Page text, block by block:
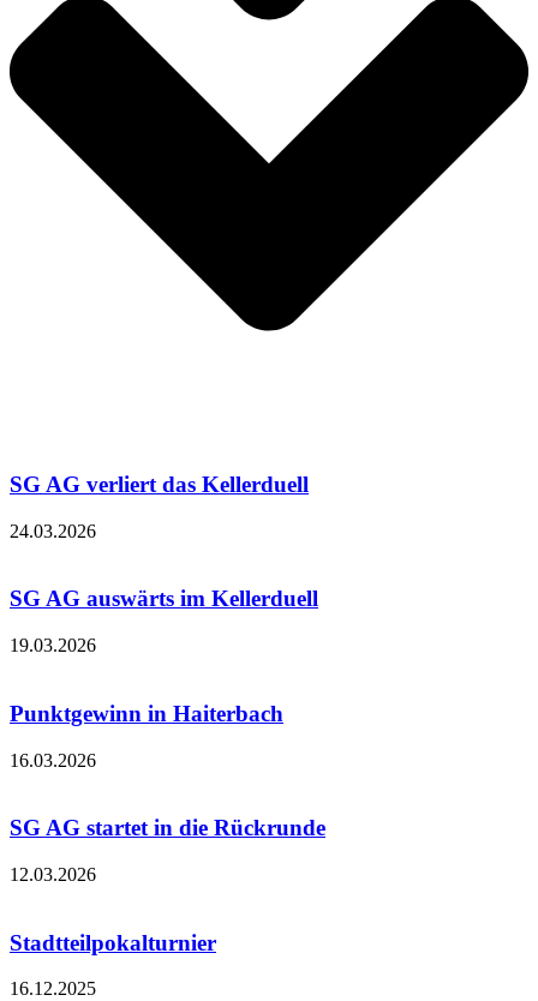
SG AG verliert das Kellerduell
24.03.2026
SG AG auswärts im Kellerduell
19.03.2026
Punktgewinn in Haiterbach
16.03.2026
SG AG startet in die Rückrunde
12.03.2026
Stadtteilpokalturnier
16.12.2025